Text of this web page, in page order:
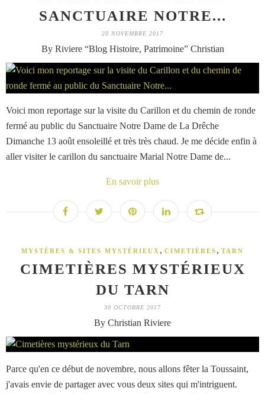
SANCTUAIRE NOTRE...
20 NOVEMBRE 2017
By Riviere “Blog Histoire, Patrimoine” Christian
Voici mon reportage sur la visite du Carillon et du chemin de ronde
fermé au public du Sanctuaire Notre Dame de La Drêche
Dimanche 13 août ensoleillé et très très chaud. Je me décide enfin à
aller visiter le carillon du sanctuaire Marial Notre Dame de...
En savoir plus
MYSTÈRES & SITES MYSTÉRIEUX , CIMETIÈRES , TARN
CIMETIÈRES MYSTÉRIEUX
DU TARN
30 OCTOBRE 2017
By Christian Riviere
Parce qu'en ce début de novembre, nous allons fêter la Toussaint,
j'avais envie de partager avec vous deux sites qui m'intriguent.